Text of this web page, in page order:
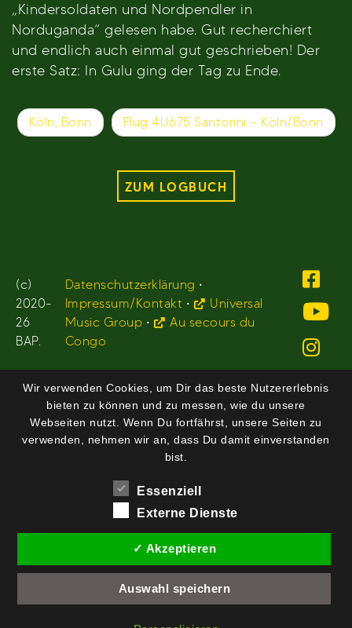
„Kindersoldaten und Nordpendler in
Norduganda“ gelesen habe. Gut recherchiert
und endlich auch einmal gut geschrieben! Der
erste Satz: In Gulu ging der Tag zu Ende.
Beitragsnavigation
Köln, Bonn Flug 4U675 Santorini – Köln/Bonn
ZUM LOGBUCH
(c)
2020-
26
BAP.
Datenschutzerklärung •
Impressum/Kontakt •
Universal
Music Group •
Au secours du
Congo
Wir verwenden Cookies, um Dir das beste Nutzererlebnis
bieten zu können und zu messen, wie du unsere
Webseiten nutzt. Wenn Du fortfährst, unsere Seiten zu
verwenden, nehmen wir an, dass Du damit einverstanden
bist.
Essenziell
Externe Dienste
✓ Akzeptieren
Auswahl speichern